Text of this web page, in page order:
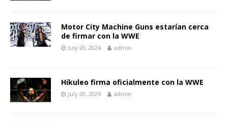
Motor City Machine Guns estarían cerca
de firmar con la WWE
July 20, 2024 admin
Hikuleo firma oficialmente con la WWE
July 20, 2024 admin